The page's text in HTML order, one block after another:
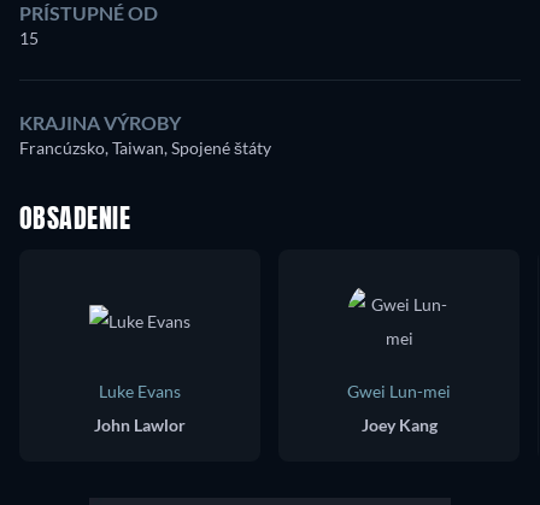
PRÍSTUPNÉ OD
15
KRAJINA VÝROBY
Francúzsko, Taiwan, Spojené štáty
OBSADENIE
Luke Evans
John Lawlor
Gwei Lun-mei
Joey Kang